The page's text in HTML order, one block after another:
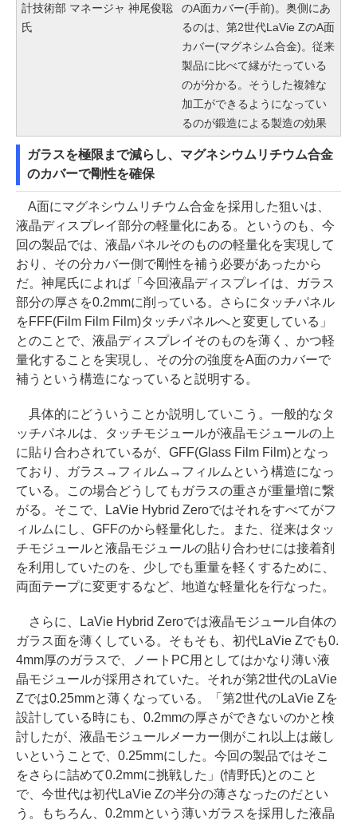
計技術部 マネージャ 神尾俊聡
氏
のA面カバー(手前)。奥側にあ
るのは、第2世代LaVie ZのA面
カバー(マグネシム合金)。従来
製品に比べて縁がたっている
のが分かる。そうした複雑な
加工ができるようになってい
るのが鍛造による製造の効果
ガラスを極限まで減らし、マグネシウムリチウム合金
のカバーで剛性を確保
A面にマグネシウムリチウム合金を採用した狙いは、
液晶ディスプレイ部分の軽量化にある。というのも、今
回の製品では、液晶パネルそのものの軽量化を実現して
おり、その分カバー側で剛性を補う必要があったから
だ。神尾氏によれば「今回液晶ディスプレイは、ガラス
部分の厚さを0.2mmに削っている。さらにタッチパネル
をFFF(Film Film Film)タッチパネルへと変更している」
とのことで、液晶ディスプレイそのものを薄く、かつ軽
量化することを実現し、その分の強度をA面のカバーで
補うという構造になっていると説明する。
具体的にどういうことか説明していこう。一般的なタ
ッチパネルは、タッチモジュールが液晶モジュールの上
に貼り合わされているが、GFF(Glass Film Film)となっ
ており、ガラス→フィルム→フィルムという構造になっ
ている。この場合どうしてもガラスの重さが重量増に繋
がる。そこで、LaVie Hybrid Zeroではそれをすべてがフ
ィルムにし、GFFのから軽量化した。また、従来はタッ
チモジュールと液晶モジュールの貼り合わせには接着剤
を利用していたのを、少しでも重量を軽くするために、
両面テープに変更するなど、地道な軽量化を行なった。
さらに、LaVie Hybrid Zeroでは液晶モジュール自体の
ガラス面を薄くしている。そもそも、初代LaVie Zでも0.
4mm厚のガラスで、ノートPC用としてはかなり薄い液
晶モジュールが採用されていた。それが第2世代のLaVie
Zでは0.25mmと薄くなっている。「第2世代のLaVie Zを
設計している時にも、0.2mmの厚さができないのかと検
討したが、液晶モジュールメーカー側がこれ以上は厳し
いということで、0.25mmにした。今回の製品ではそこ
をさらに詰めて0.2mmに挑戦した」(情野氏)とのこと
で、今世代は初代LaVie Zの半分の薄さなったのだとい
う。もちろん、0.2mmという薄いガラスを採用した液晶